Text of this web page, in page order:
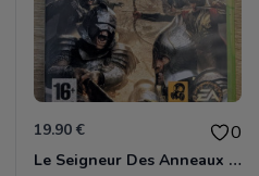
19.90 € 0
Le Seigneur Des Anneaux - L'âge Des Conquêtes Xbox 360